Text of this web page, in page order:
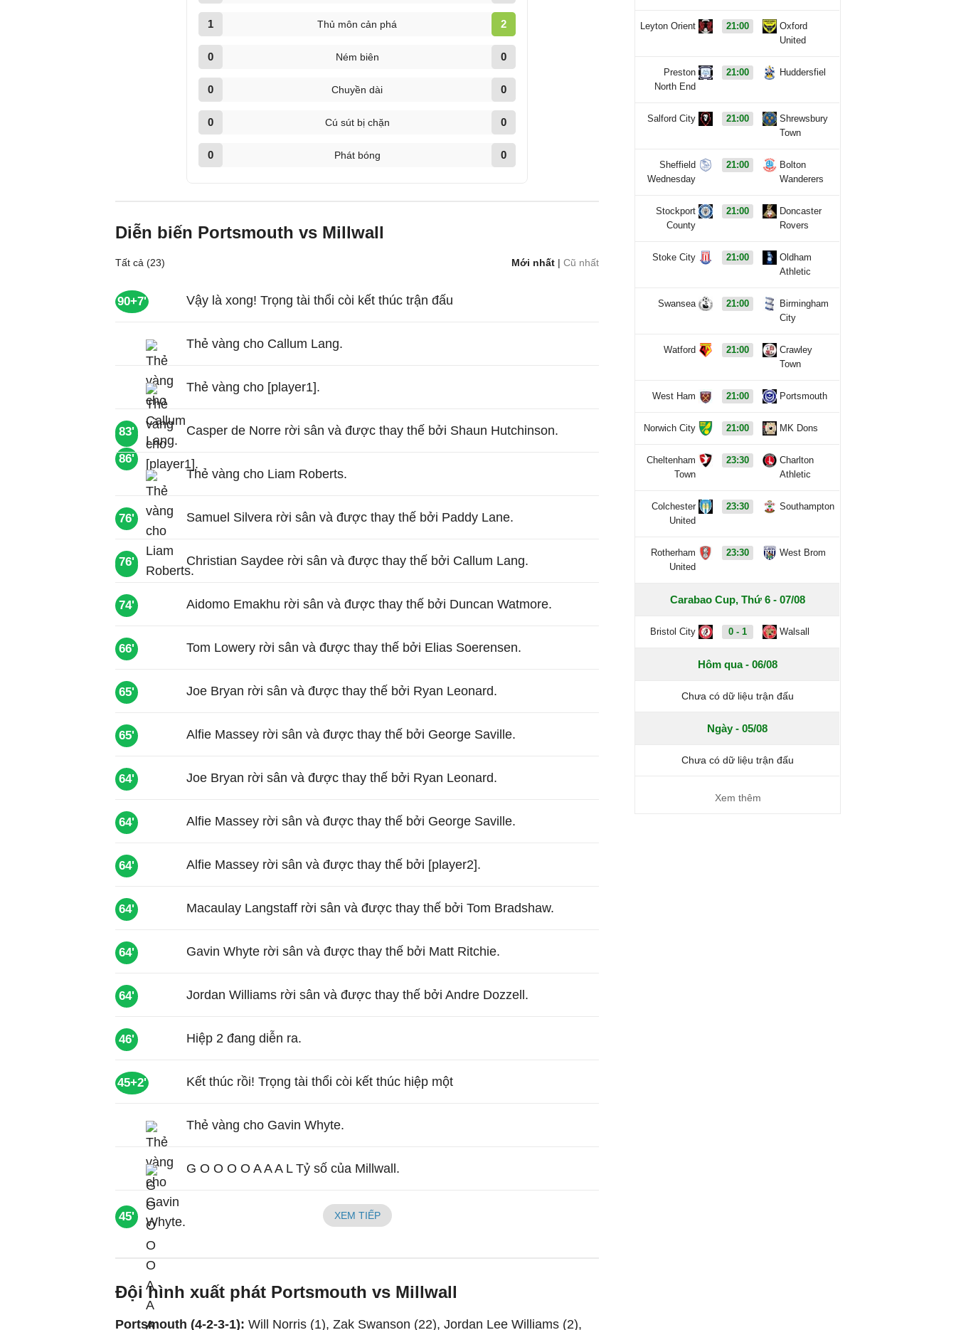
1 Thủ môn cản phá 2
0 Ném biên 0
0 Chuyền dài 0
0 Cú sút bị chặn 0
0 Phát bóng 0
Diễn biến Portsmouth vs Millwall
Tất cả (23) Mới nhất |Cũ nhất
90+7' Vậy là xong! Trọng tài thổi còi kết thúc trận đấu
86'
Thẻ vàng cho Callum Lang.
86'
Thẻ vàng cho [player1].
83' Casper de Norre rời sân và được thay thế bởi Shaun Hutchinson.
81'
Thẻ vàng cho Liam Roberts.
76' Samuel Silvera rời sân và được thay thế bởi Paddy Lane.
76' Christian Saydee rời sân và được thay thế bởi Callum Lang.
74' Aidomo Emakhu rời sân và được thay thế bởi Duncan Watmore.
66' Tom Lowery rời sân và được thay thế bởi Elias Soerensen.
65' Joe Bryan rời sân và được thay thế bởi Ryan Leonard.
65' Alfie Massey rời sân và được thay thế bởi George Saville.
64' Joe Bryan rời sân và được thay thế bởi Ryan Leonard.
64' Alfie Massey rời sân và được thay thế bởi George Saville.
64' Alfie Massey rời sân và được thay thế bởi [player2].
64' Macaulay Langstaff rời sân và được thay thế bởi Tom Bradshaw.
64' Gavin Whyte rời sân và được thay thế bởi Matt Ritchie.
64' Jordan Williams rời sân và được thay thế bởi Andre Dozzell.
46' Hiệp 2 đang diễn ra.
45+2' Kết thúc rồi! Trọng tài thổi còi kết thúc hiệp một
45'
Thẻ vàng cho Gavin Whyte.
G O O O O A A A L Tỷ số của Millwall.
XEM TIẾP
Đội hình xuất phát Portsmouth vs Millwall
Portsmouth (4-2-3-1): Will Norris (1), Zak Swanson (22), Jordan Lee Williams (2),
Leyton Orient 21:00
Oxford
United
Preston
North End
21:00 Huddersfiel
Salford City 21:00
Shrewsbury
Town
Sheffield
Wednesday
21:00
Bolton
Wanderers
Stockport
County
21:00
Doncaster
Rovers
Stoke City 21:00
Oldham
Athletic
Swansea 21:00
Birmingham
City
Watford 21:00
Crawley
Town
West Ham 21:00 Portsmouth
Norwich City 21:00 MK Dons
Cheltenham
Town
23:30
Charlton
Athletic
Colchester
United
23:30 Southampton
Rotherham
United
23:30 West Brom
Carabao Cup, Thứ 6 - 07/08
Bristol City 0 - 1 Walsall
Hôm qua - 06/08
Chưa có dữ liệu trận đấu
Ngày - 05/08
Chưa có dữ liệu trận đấu
Xem thêm